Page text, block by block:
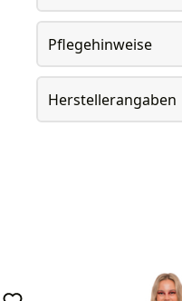
Pflegehinweise
Herstellerangaben